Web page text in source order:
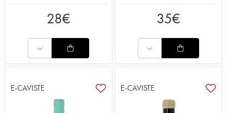
28€ 35€
E-CAVISTE E-CAVISTE